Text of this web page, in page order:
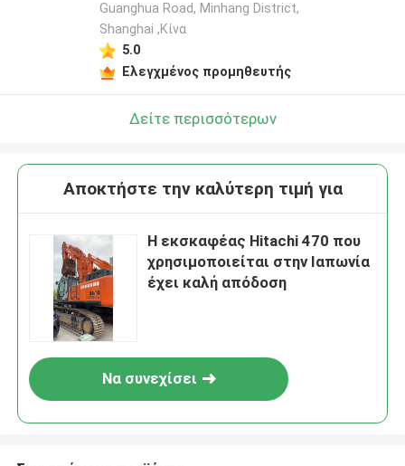
Guanghua Road, Minhang District,
Shanghai ,Κίνα
5.0
Ελεγχμένος προμηθευτής
Δείτε περισσότερων
Αποκτήστε την καλύτερη τιμή για
Η εκσκαφέας Hitachi 470 που
χρησιμοποιείται στην Ιαπωνία
έχει καλή απόδοση
Να συνεχίσει